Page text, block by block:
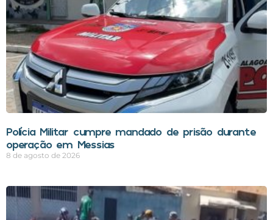
Polícia Militar cumpre mandado de prisão durante
operação em Messias
8 de agosto de 2026